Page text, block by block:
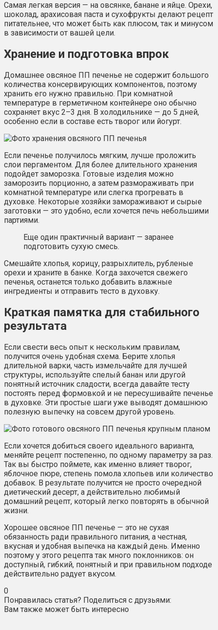
Самая легкая версия — на овсянке, банане и яйце. Орехи,
шоколад, арахисовая паста и сухофрукты делают рецепт
питательнее, что может быть как плюсом, так и минусом
в зависимости от вашей цели.
Хранение и подготовка впрок
Домашнее овсяное ПП печенье не содержит большого
количества консервирующих компонентов, поэтому
хранить его нужно правильно. При комнатной
температуре в герметичном контейнере оно обычно
сохраняет вкус 2–3 дня. В холодильнике — до 5 дней,
особенно если в составе есть творог или йогурт.
Если печенье получилось мягким, лучше проложить
слои пергаментом. Для более длительного хранения
подойдет заморозка. Готовые изделия можно
заморозить порционно, а затем размораживать при
комнатной температуре или слегка прогревать в
духовке. Некоторые хозяйки замораживают и сырые
заготовки — это удобно, если хочется печь небольшими
партиями.
Еще один практичный вариант — заранее
подготовить сухую смесь.
Смешайте хлопья, корицу, разрыхлитель, рубленые
орехи и храните в банке. Когда захочется свежего
печенья, останется только добавить влажные
ингредиенты и отправить тесто в духовку.
Краткая памятка для стабильного
результата
Если свести весь опыт к нескольким правилам,
получится очень удобная схема. Берите хлопья
длительной варки, часть измельчайте для лучшей
структуры, используйте спелый банан или другой
понятный источник сладости, всегда давайте тесту
постоять перед формовкой и не пересушивайте печенье
в духовке. Эти простые шаги уже выводят домашнюю
полезную выпечку на совсем другой уровень.
Если хочется добиться своего идеального варианта,
меняйте рецепт постепенно, по одному параметру за раз.
Так вы быстро поймете, как именно влияет творог,
яблочное пюре, степень помола хлопьев или количество
добавок. В результате получится не просто очередной
диетический десерт, а действительно любимый
домашний рецепт, который легко повторять в обычной
жизни.
Хорошее овсяное ПП печенье — это не сухая
обязанность ради правильного питания, а честная,
вкусная и удобная выпечка на каждый день. Именно
поэтому у этого рецепта так много поклонников: он
доступный, гибкий, понятный и при правильном подходе
действительно радует вкусом.
0
Понравилась статья? Поделиться с друзьями:
Вам также может быть интересно